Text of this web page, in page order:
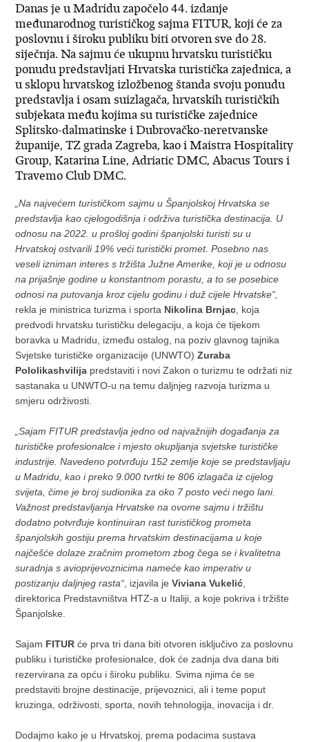
Danas je u Madridu započelo 44. izdanje
međunarodnog turističkog sajma FITUR, koji će za
poslovnu i široku publiku biti otvoren sve do 28.
siječnja. Na sajmu će ukupnu hrvatsku turističku
ponudu predstavljati Hrvatska turistička zajednica, a
u sklopu hrvatskog izložbenog štanda svoju ponudu
predstavlja i osam suizlagača, hrvatskih turističkih
subjekata među kojima su turističke zajednice
Splitsko-dalmatinske i Dubrovačko-neretvanske
županije, TZ grada Zagreba, kao i Maistra Hospitality
Group, Katarina Line, Adriatic DMC, Abacus Tours i
Travemo Club DMC.
„Na najvećem turističkom sajmu u Španjolskoj Hrvatska se
predstavlja kao cjelogodišnja i održiva turistička destinacija. U
odnosu na 2022. u prošloj godini španjolski turisti su u
Hrvatskoj ostvarili 19% veći turistički promet. Posebno nas
veseli izniman interes s tržišta Južne Amerike, koji je u odnosu
na prijašnje godine u konstantnom porastu, a to se posebice
odnosi na putovanja kroz cijelu godinu i duž cijele Hrvatske“,
rekla je ministrica turizma i sporta Nikolina Brnjac , koja
predvodi hrvatsku turističku delegaciju, a koja će tijekom
boravka u Madridu, između ostalog, na poziv glavnog tajnika
Svjetske turističke organizacije (UNWTO)Zuraba
Pololikashvilija predstaviti i novi Zakon o turizmu te održati niz
sastanaka u UNWTO-u na temu daljnjeg razvoja turizma u
smjeru održivosti.
„Sajam FITUR predstavlja jedno od najvažnijih događanja za
turističke profesionalce i mjesto okupljanja svjetske turističke
industrije. Navedeno potvrđuju 152 zemlje koje se predstavljaju
u Madridu, kao i preko 9.000 tvrtki te 806 izlagača iz cijelog
svijeta, čime je broj sudionika za oko 7 posto veći nego lani.
Važnost predstavljanja Hrvatske na ovome sajmu i tržištu
dodatno potvrđuje kontinuiran rast turističkog prometa
španjolskih gostiju prema hrvatskim destinacijama u koje
najčešće dolaze zračnim prometom zbog čega se i kvalitetna
suradnja s avioprijevoznicima nameće kao imperativ u
postizanju daljnjeg rasta“ , izjavila jeViviana Vukelić
direktorica Predstavništva HTZ-a u Italiji, a koje pokriva i tržište
Španjolske.
Sajam FITUR će prva tri dana biti otvoren isključivo za poslovnu
publiku i turističke profesionalce, dok će zadnja dva dana biti
rezervirana za opću i široku publiku. Svima njima će se
predstaviti brojne destinacije, prijevoznici, ali i teme poput
kruzinga, održivosti, sporta, novih tehnologija, inovacija i dr.
Dodajmo kako je u Hrvatskoj, prema podacima sustava